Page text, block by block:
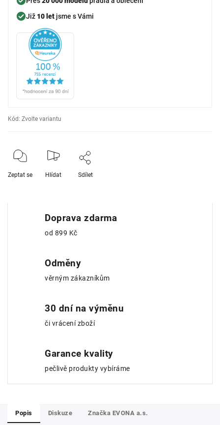
Již 10 let jsme s Vámi
Kód: Zvolte variantu
Zeptat se Hlídat Sdílet
Doprava zdarma
od 899 Kč
Odměny
věrným zákazníkům
30 dní na výměnu
či vrácení zboží
Garance kvality
pečlivě produkty vybíráme
Popis Diskuze Značka EVONA a.s.